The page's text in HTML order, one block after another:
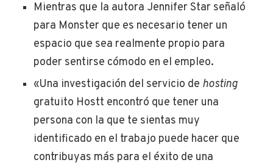
Mientras que la autora Jennifer Star señaló
para Monster que es necesario tener un
espacio que sea realmente propio para
poder sentirse cómodo en el empleo.
«Una investigación del servicio de hosting
gratuito Hostt encontró que tener una
persona con la que te sientas muy
identificado en el trabajo puede hacer que
contribuyas más para el éxito de una